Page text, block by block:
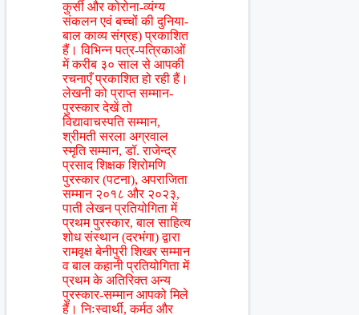
कुर्सी और कोरोना-व्यंग्य
संकलन एवं बच्चों की दुनिया-
बाल काव्य संग्रह) प्रकाशित
हैं। विभिन्न पत्र-पत्रिकाओं
में करीब ३० साल से आपकी
रचनाएँ प्रकाशित हो रही हैं।
लेखनी को प्राप्त सम्मान-
पुरस्कार देखें तो
विद्यावाचस्पति सम्मान,
श्रीमती सरला अग्रवाल
स्मृति सम्मान, डॉ. राजेन्द्र
प्रसाद शिक्षक शिरोमणि
पुरस्कार (पटना), अपराजिता
सम्मान २०१८ और २०२३,
पाती लेखन प्रतियोगिता में
प्रथम पुरस्कार, बाल साहित्य
शोध संस्थान (दरभंगा) द्वारा
रामवृक्ष बेनीपुरी शिखर सम्मान
व बाल कहानी प्रतियोगिता में
प्रथम के अतिरिक्त अन्य
पुरस्कार-सम्मान आपको मिले
हैं। निःस्वार्थी, कर्मठ और